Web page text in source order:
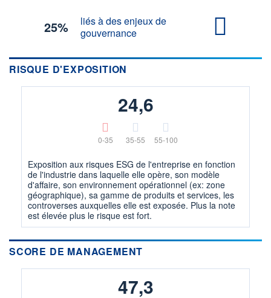
25%
liés à des enjeux de
gouvernance
RISQUE D'EXPOSITION
24,6
55-100
35-55
0-35
Exposition aux risques ESG de l'entreprise en fonction
de l'industrie dans laquelle elle opère, son modèle
d'affaire, son environnement opérationnel (ex: zone
géographique), sa gamme de produits et services, les
controverses auxquelles elle est exposée. Plus la note
est élevée plus le risque est fort.
SCORE DE MANAGEMENT
47,3